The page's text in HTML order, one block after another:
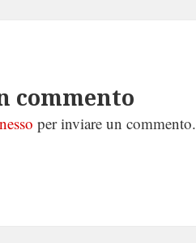
commento
per inviare un commento.